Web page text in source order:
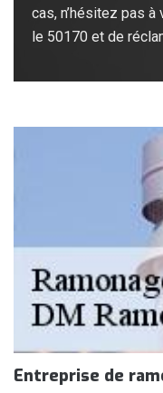
cas, n’hésitez pas à
le 50170 et de
Entreprise de